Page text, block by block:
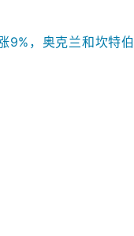
9%，奥克兰和坎特